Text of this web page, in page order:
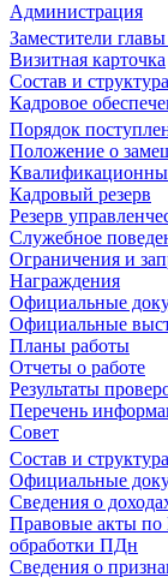
Администрация
Заместители
Визитная карточка
Состав и структура
Кадровое
Порядок
Положение о
Кадровый резерв
Резерв
Служебное
Ограничения и
Награждения
Официальные
Официальные
Планы работы
Отчеты о работе
Результаты
Перечень
Совет
Состав и структура
Официальные
Сведения о
Правовые акты
обработки ПДн
Сведения о